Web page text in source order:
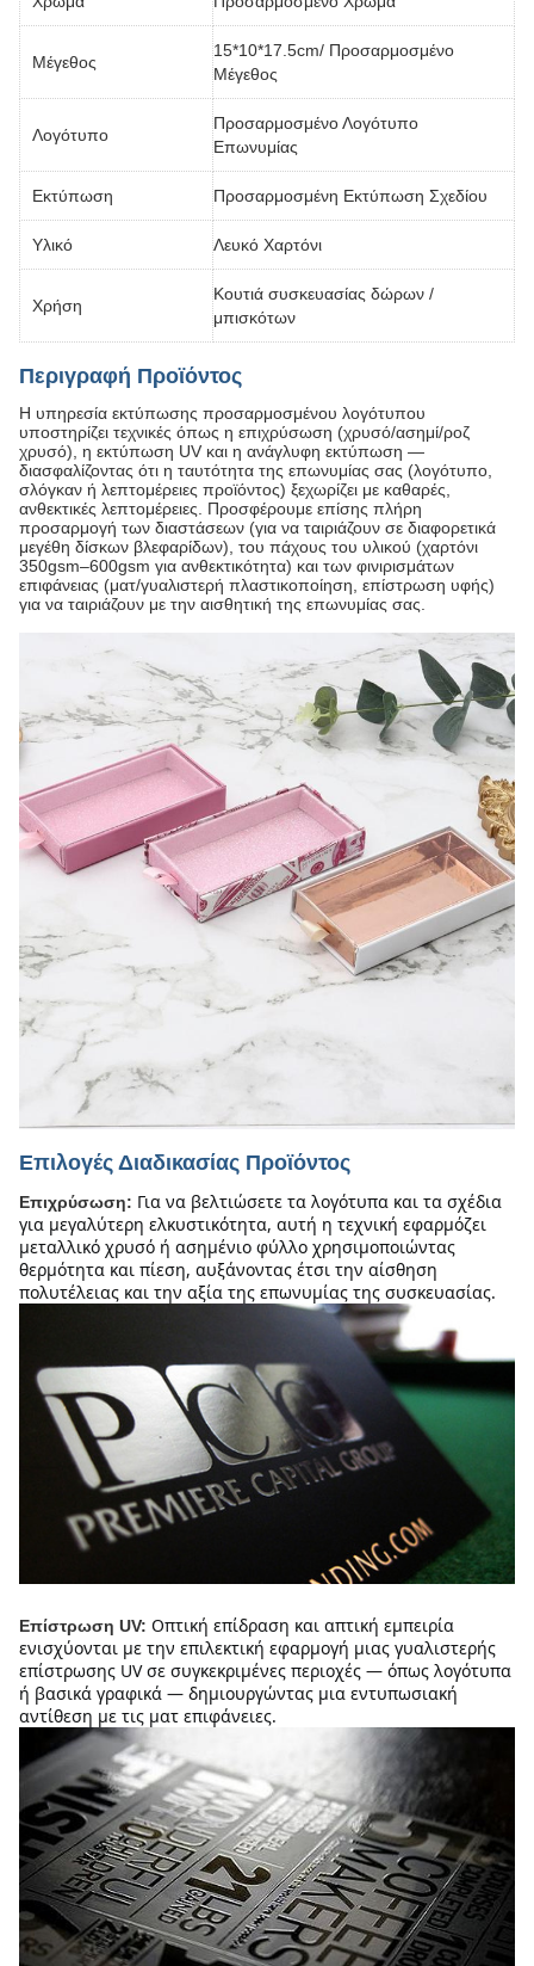
Μέγεθος
15*10*17.5cm/ Προσαρμοσμένο
Μέγεθος
Λογότυπο
Προσαρμοσμένο Λογότυπο
Επωνυμίας
Εκτύπωση Προσαρμοσμένη Εκτύπωση Σχεδίου
Υλικό Λευκό Χαρτόνι
Χρήση
Κουτιά συσκευασίας δώρων /
μπισκότων
Περιγραφή Προϊόντος
Η υπηρεσία εκτύπωσης προσαρμοσμένου λογότυπου
υποστηρίζει τεχνικές όπως η επιχρύσωση (χρυσό/ασημί/ροζ
χρυσό), η εκτύπωση UV και η ανάγλυφη εκτύπωση —
διασφαλίζοντας ότι η ταυτότητα της επωνυμίας σας (λογότυπο,
σλόγκαν ή λεπτομέρειες προϊόντος) ξεχωρίζει με καθαρές,
ανθεκτικές λεπτομέρειες. Προσφέρουμε επίσης πλήρη
προσαρμογή των διαστάσεων (για να ταιριάζουν σε διαφορετικά
μεγέθη δίσκων βλεφαρίδων), του πάχους του υλικού (χαρτόνι
350gsm–600gsm για ανθεκτικότητα) και των φινιρισμάτων
επιφάνειας (ματ/γυαλιστερή πλαστικοποίηση, επίστρωση υφής)
για να ταιριάζουν με την αισθητική της επωνυμίας σας.
Επιλογές Διαδικασίας Προϊόντος
Επιχρύσωση: Για να βελτιώσετε τα λογότυπα και τα σχέδια
για μεγαλύτερη ελκυστικότητα, αυτή η τεχνική εφαρμόζει
μεταλλικό χρυσό ή ασημένιο φύλλο χρησιμοποιώντας
θερμότητα και πίεση, αυξάνοντας έτσι την αίσθηση
πολυτέλειας και την αξία της επωνυμίας της συσκευασίας.
Επίστρωση UV: Οπτική επίδραση και απτική εμπειρία
ενισχύονται με την επιλεκτική εφαρμογή μιας γυαλιστερής
επίστρωσης UV σε συγκεκριμένες περιοχές — όπως λογότυπα
ή βασικά γραφικά — δημιουργώντας μια εντυπωσιακή
αντίθεση με τις ματ επιφάνειες.